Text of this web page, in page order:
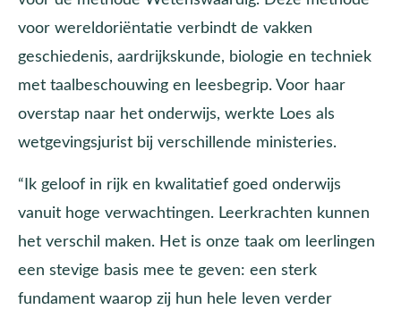
voor wereldoriëntatie verbindt de vakken
geschiedenis, aardrijkskunde, biologie en techniek
met taalbeschouwing en leesbegrip. Voor haar
overstap naar het onderwijs, werkte Loes als
wetgevingsjurist bij verschillende ministeries.
“Ik geloof in rijk en kwalitatief goed onderwijs
vanuit hoge verwachtingen. Leerkrachten kunnen
het verschil maken. Het is onze taak om leerlingen
een stevige basis mee te geven: een sterk
fundament waarop zij hun hele leven verder